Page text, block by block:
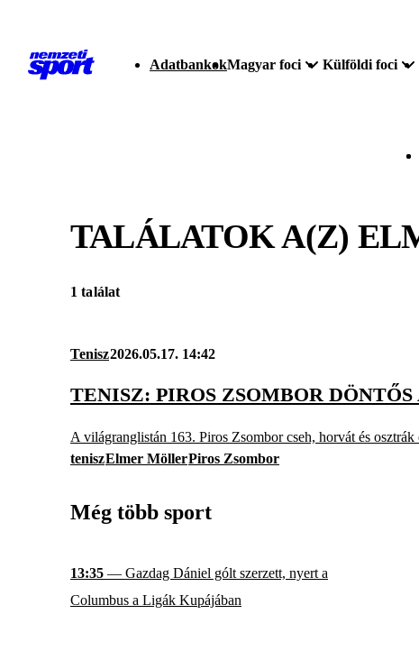
AdatbankokMagyar foci Külföldi foci
TALÁLATOK A(Z)
1 találat
Tenisz2026.05.17. 14:42
TENISZ: PIROS ZSOMBOR
A világranglistán 163. Piros Zsombor cseh, horvát és
teniszElmer MöllerPiros Zsombor
Még több sport
13:35 — Gazdag Dániel gólt szerzett, nyert a
Columbus a Ligák Kupájában